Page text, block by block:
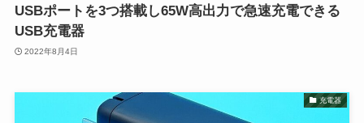
USBポートを3つ搭載し65W高出力で急速充電できる
USB充電器
2022年8月4日
充電器